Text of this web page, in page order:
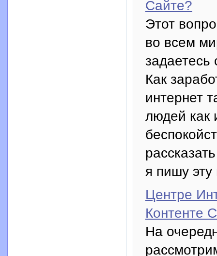
Сайте?
Этот
во всем
задаетесь
Как
интернет
людей как
я пишу эту
Центре
Контенте
На